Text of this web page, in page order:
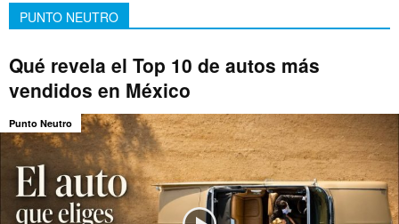
PUNTO NEUTRO
Qué revela el Top 10 de autos más
vendidos en México
Punto Neutro